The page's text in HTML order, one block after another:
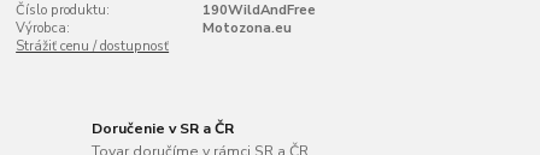
Číslo produktu:
190WildAndFree
Výrobca:
Motozona.eu
Strážiť cenu / dostupnosť
Doručenie v SR a ČR